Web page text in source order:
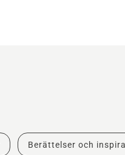
Berättelser och